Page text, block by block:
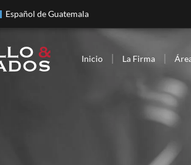
Español de Guatemala
Inicio La Firma